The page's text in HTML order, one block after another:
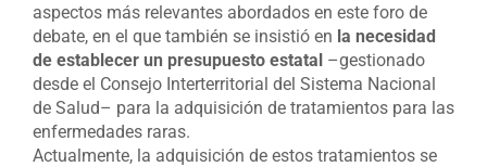
aspectos más relevantes abordados en este foro de
debate, en el que también se insistió en la necesidad
de establecer un presupuesto estatal –gestionado
desde el Consejo Interterritorial del Sistema Nacional
de Salud– para la adquisición de tratamientos para las
enfermedades raras.
Actualmente, la adquisición de estos tratamientos se